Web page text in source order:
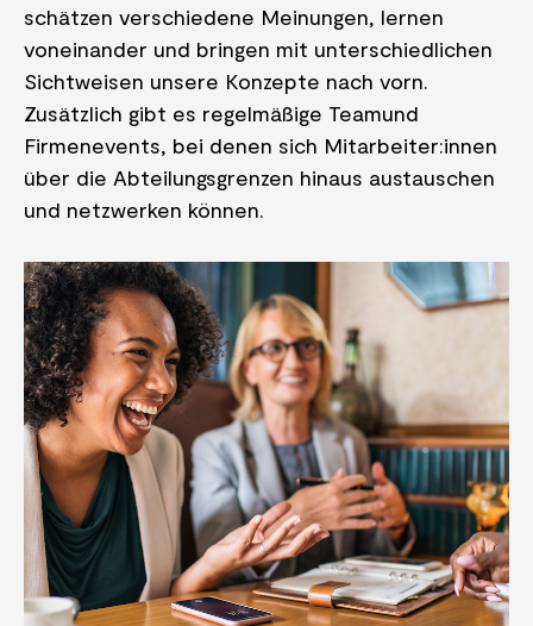
schätzen verschiedene Meinungen, lernen
voneinander und bringen mit unterschiedlichen
Sichtweisen unsere Konzepte nach vorn.
Zusätzlich gibt es regelmäßige Teamund
Firmenevents, bei denen sich Mitarbeiter:innen
über die Abteilungsgrenzen hinaus austauschen
und netzwerken können.